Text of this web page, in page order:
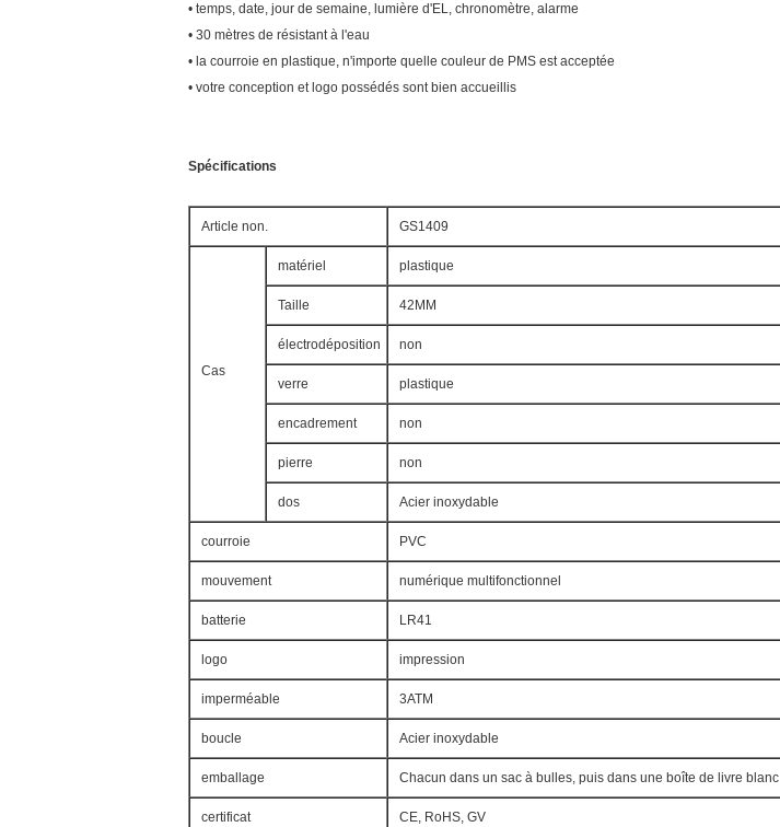
• temps, date, jour de semaine, lumière d'EL, chronomètre, alarme
• 30 mètres de résistant à l'eau
• la courroie en plastique, n'importe quelle couleur de PMS est acceptée
• votre conception et logo possédés sont bien accueillis
Spécifications
Article non. GS1409
Cas
matériel plastique
Taille 42MM
électrodéposition non
verre plastique
encadrement non
pierre non
dos Acier inoxydable
courroie PVC
mouvement numérique multifonctionnel
batterie LR41
logo impression
imperméable 3ATM
boucle Acier inoxydable
emballage Chacun dans un sac à bulles, puis dans une boîte de livre blanc
certificat CE, RoHS, GV